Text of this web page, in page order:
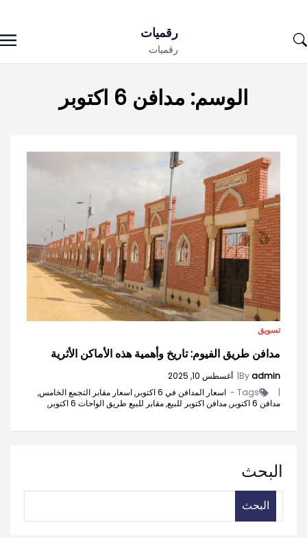
to
رقميات
رقميات
الوسم: مدافن 6 اكتوبر
تسويق
مدافن طريق الفيوم: تاريخ وأهمية هذه الأماكن الأثرية
Byadmin
| أغسطس 10, 2025
|
Tags - اسعار المدافن في 6 اكتوبر,
اسعار مقابر التجمع الخامس,
مدافن 6 اكتوبر,
مدافن اكتوبر للبيع,مقابر للبيع طريق الواحات 6 اكتوبر,
البحث
البحث